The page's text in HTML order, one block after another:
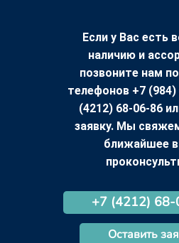
Если у Вас есть
наличию и
позвоните нам
телефонов +7 (984)
(4212) 68-06-86
заявку. Мы
ближайшее
+7 (4212)
Оставить